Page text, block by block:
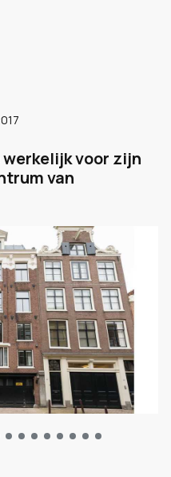
voor zijn
van